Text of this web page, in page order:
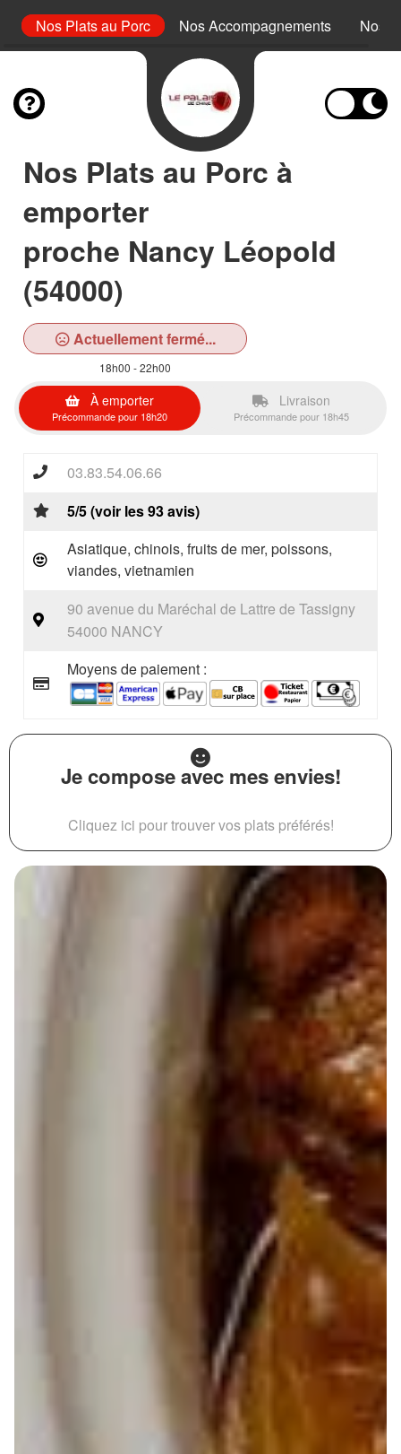
Nos Plats au Porc Nos Accompagnements Nos
Nos Plats au Porc à
emporter
proche Nancy Léopold
(54000)
Actuellement fermé...
18h00 - 22h00
À emporter
Précommande pour 18h20
Livraison
Précommande pour 18h45
03.83.54.06.66
5/5 (voir les 93 avis)
Asiatique, chinois, fruits de mer, poissons,
viandes, vietnamien
90 avenue du Maréchal de Lattre de Tassigny
54000 NANCY
Moyens de paiement :
Je compose avec mes envies!
Cliquez ici pour trouver vos plats préférés!